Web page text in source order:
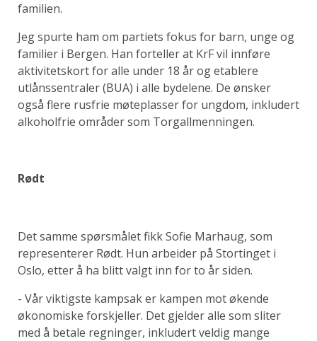
familien.
Jeg spurte ham om partiets fokus for barn, unge og
familier i Bergen. Han forteller at KrF vil innføre
aktivitetskort for alle under 18 år og etablere
utlånssentraler (BUA) i alle bydelene. De ønsker
også flere rusfrie møteplasser for ungdom, inkludert
alkoholfrie områder som Torgallmenningen.
Rødt
Det samme spørsmålet fikk Sofie Marhaug, som
representerer Rødt. Hun arbeider på Stortinget i
Oslo, etter å ha blitt valgt inn for to år siden.
- Vår viktigste kampsak er kampen mot økende
økonomiske forskjeller. Det gjelder alle som sliter
med å betale regninger, inkludert veldig mange